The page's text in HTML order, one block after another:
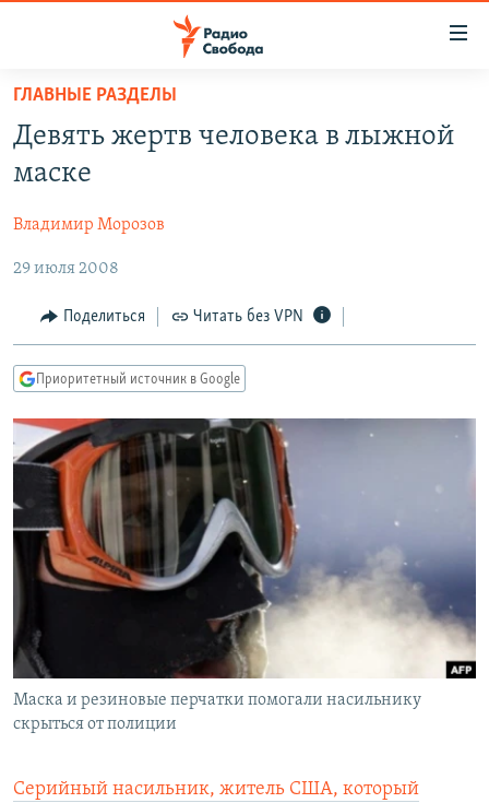
упрощенного
доступа
основному
Вернутся
главной
навигации
Вернутся
поиску
ПОДКАСТЫ
ЦИТАТЫ СВОБОДЫ
МНЕНИЯ
КУЛЬТУРА
IDEL.РЕАЛИИ
КАВКАЗ.РЕАЛИИ
СЕВЕР.РЕАЛИИ
СИБИРЬ.РЕАЛИИ
РАСПИСАНИЕ ВЕЩАНИЯ
ПОДПИШИТЕСЬ НА РАССЫЛКУ
ГЛАВНЫЕ РАЗДЕЛЫ
Девять жертв человека в лыжной
маске
Владимир Морозов
29 июля 2008
Поделиться Читать без VPN
Приоритетный источник в Google
Маска и резиновые перчатки помогали насильнику
скрыться от полиции
Серийный насильник, житель США, который